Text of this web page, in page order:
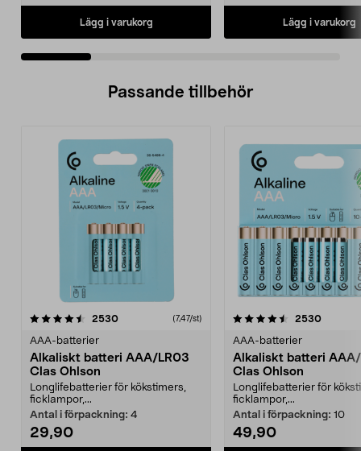
Lägg i varukorg Lägg i varukorg
Passande tillbehör
2530recensioner (7,47/st)
AAA-batterier
Alkaliskt batteri AAA/LR03
Clas Ohlson
Longlifebatterier för kökstimers,
ficklampor,...
Antal i förpackning: 4
29,90
4.5av 5 stjärnor 2530
AAA-batterier
Alkaliskt batteri
Clas Ohlson
Longlifebatterier för
ficklampor,...
Antal i förpackning: 10
49,90
4.5av 5 stjärnor